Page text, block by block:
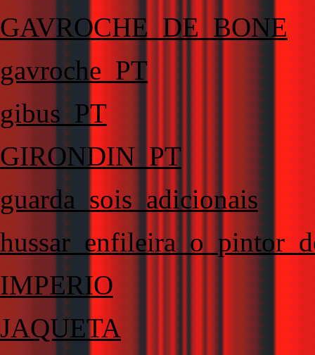
GAVROCHE_DE_BONE
gavroche_PT
gibus_PT
GIRONDIN_PT
guarda_sois_adicionais
IMPERIO
JAQUETA